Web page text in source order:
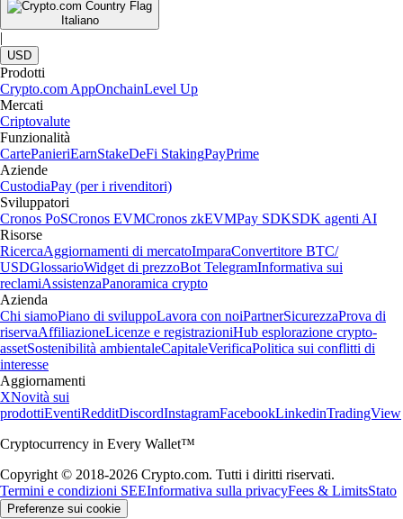
Italiano
|
USD
Prodotti
Crypto.com AppOnchainLevel Up
Mercati
Criptovalute
Funzionalità
CartePanieriEarnStakeDeFi StakingPayPrime
Aziende
CustodiaPay (per i rivenditori)
Sviluppatori
Cronos PoSCronos EVMCronos zkEVMPay SDKSDK agenti AI
Risorse
RicercaAggiornamenti di mercatoImparaConvertitore BTC/
USDGlossarioWidget di prezzoBot TelegramInformativa sui
reclamiAssistenzaPanoramica crypto
Azienda
Chi siamoPiano di sviluppoLavora con noiPartnerSicurezzaProva di
riservaAffiliazioneLicenze e registrazioniHub esplorazione crypto-
assetSostenibilità ambientaleCapitaleVerificaPolitica sui conflitti di
interesse
Aggiornamenti
XNovità sui
prodottiEventiRedditDiscordInstagramFacebookLinkedinTradingView
Cryptocurrency in Every Wallet™
Copyright © 2018-2026 Crypto.com. Tutti i diritti riservati.
Termini e condizioni SEEInformativa sulla privacyFees & LimitsStato
Preferenze sui cookie